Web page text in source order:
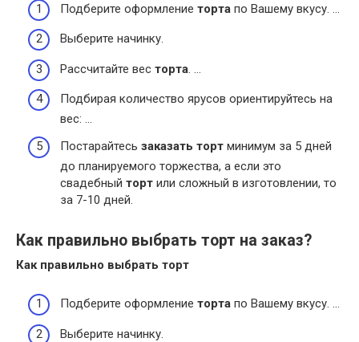
Подберите оформление торта по Вашему вкусу. …
Выберите начинку.
Рассчитайте вес торта. …
Подбирая количество ярусов ориентируйтесь на
вес: …
Постарайтесь заказать торт минимум за 5 дней
до планируемого торжества, а если это
свадебный торт или сложный в изготовлении, то
за 7-10 дней.
Как правильно выбрать торт на заказ?
Как правильно выбрать торт
Подберите оформление торта по Вашему вкусу. …
Выберите начинку.